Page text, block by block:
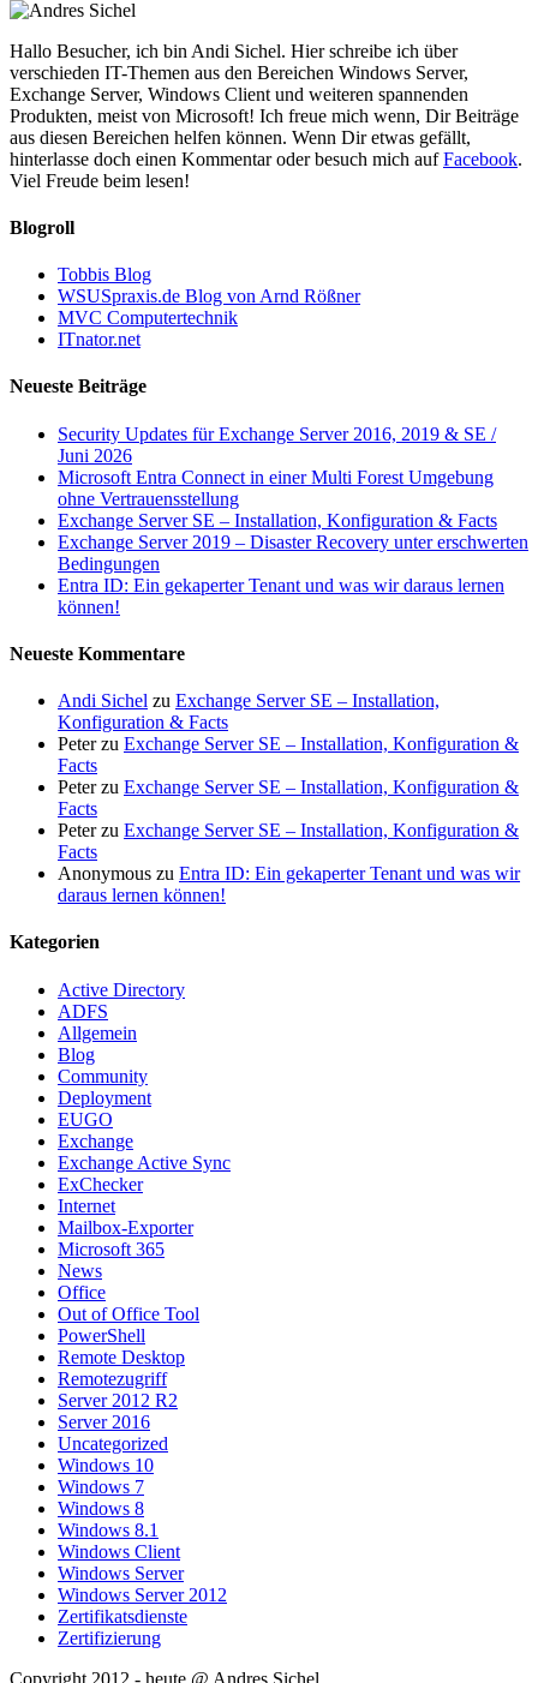
Hallo Besucher, ich bin Andi Sichel. Hier schreibe ich über
verschieden IT-Themen aus den Bereichen Windows Server,
Exchange Server, Windows Client und weiteren spannenden
Produkten, meist von Microsoft! Ich freue mich wenn, Dir Beiträge
aus diesen Bereichen helfen können. Wenn Dir etwas gefällt,
hinterlasse doch einen Kommentar oder besuch mich aufFacebook.
Viel Freude beim lesen!
Blogroll
Tobbis Blog
WSUSpraxis.de Blog von Arnd Rößner
MVC Computertechnik
ITnator.net
Neueste Beiträge
Security Updates für Exchange Server 2016, 2019 & SE /
Juni 2026
Microsoft Entra Connect in einer Multi Forest Umgebung
ohne Vertrauensstellung
Exchange Server SE – Installation, Konfiguration & Facts
Exchange Server 2019 – Disaster Recovery unter erschwerten
Bedingungen
Entra ID: Ein gekaperter Tenant und was wir daraus lernen
können!
Neueste Kommentare
Andi Sichel zu Exchange Server SE – Installation,
Konfiguration & Facts
Peterzu Exchange Server SE – Installation, Konfiguration &
Facts
Peterzu Exchange Server SE – Installation, Konfiguration &
Facts
Peterzu Exchange Server SE – Installation, Konfiguration &
Facts
Anonymous zu Entra ID: Ein gekaperter Tenant und was wir
daraus lernen können!
Kategorien
Active Directory
ADFS
Allgemein
Blog
Community
Deployment
EUGO
Exchange
Exchange Active Sync
ExChecker
Internet
Mailbox-Exporter
Microsoft 365
News
Office
Out of Office Tool
PowerShell
Remote Desktop
Remotezugriff
Server 2012 R2
Server 2016
Uncategorized
Windows 10
Windows 7
Windows 8
Windows 8.1
Windows Client
Windows Server
Windows Server 2012
Zertifikatsdienste
Zertifizierung
Copyright 2012 - heute @ Andres Sichel